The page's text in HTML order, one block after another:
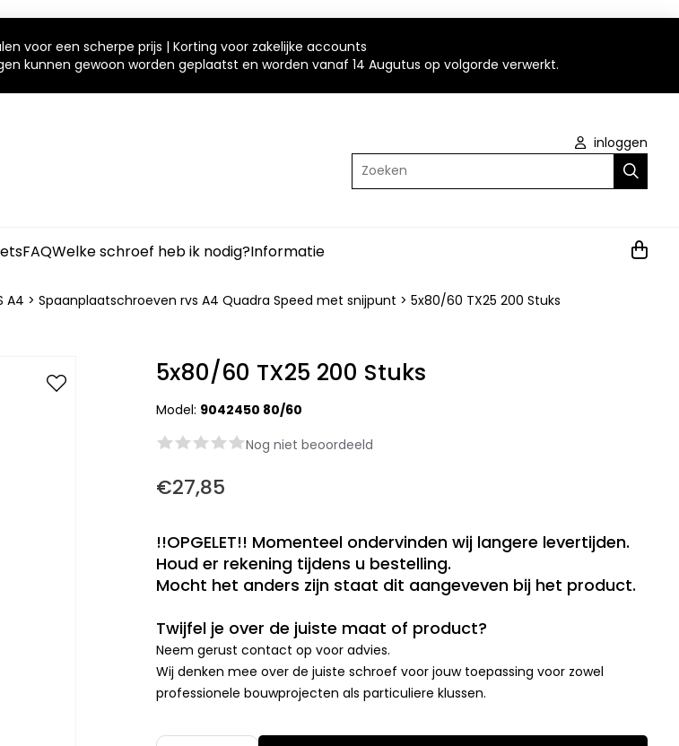
voor een scherpe prijs | Korting voor zakelijke accounts
kunnen gewoon worden geplaatst en worden vanaf 14 Augutus op volgorde verwerkt.
inloggen
Zoeken
FAQWelke schroef heb ik nodig?Informatie
A4 > Spaanplaatschroeven rvs A4 Quadra Speed met snijpunt > 5x80/60 TX25 200 Stuks
5x80/60 TX25 200 Stuks
Model: 9042450 80/60
Nog niet beoordeeld
€27,85
!!OPGELET!! Momenteel ondervinden wij langere levertijden.
Houd er rekening tijdens u bestelling.
Mocht het anders zijn staat dit aangeveven bij het product.
Twijfel je over de juiste maat of product?
Neem gerust contact op voor advies.
Wij denken mee over de juiste schroef voor jouw toepassing voor zowel
professionele bouwprojecten als particuliere klussen.